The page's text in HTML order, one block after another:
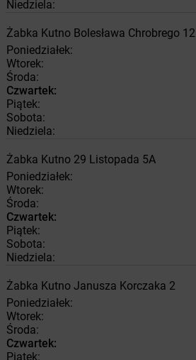
Niedziela:
Żabka Kutno Bolesława Chrobrego 12
Poniedziałek:
Wtorek:
Środa:
Czwartek:
Piątek:
Sobota:
Niedziela:
Żabka Kutno 29 Listopada 5A
Poniedziałek:
Wtorek:
Środa:
Czwartek:
Piątek:
Sobota:
Niedziela:
Żabka Kutno Janusza Korczaka 2
Poniedziałek:
Wtorek:
Środa:
Czwartek:
Piątek: